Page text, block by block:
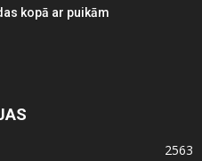
kopā ar puikām
2563